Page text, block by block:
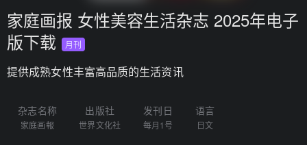
家庭画报 女性美容生活杂志 2025年电子
版下载
月刊
提供成熟女性丰富高品质的生活资讯
杂志名称
家庭画報
出版社
世界文化社
发刊日
每月1号
语言
日文